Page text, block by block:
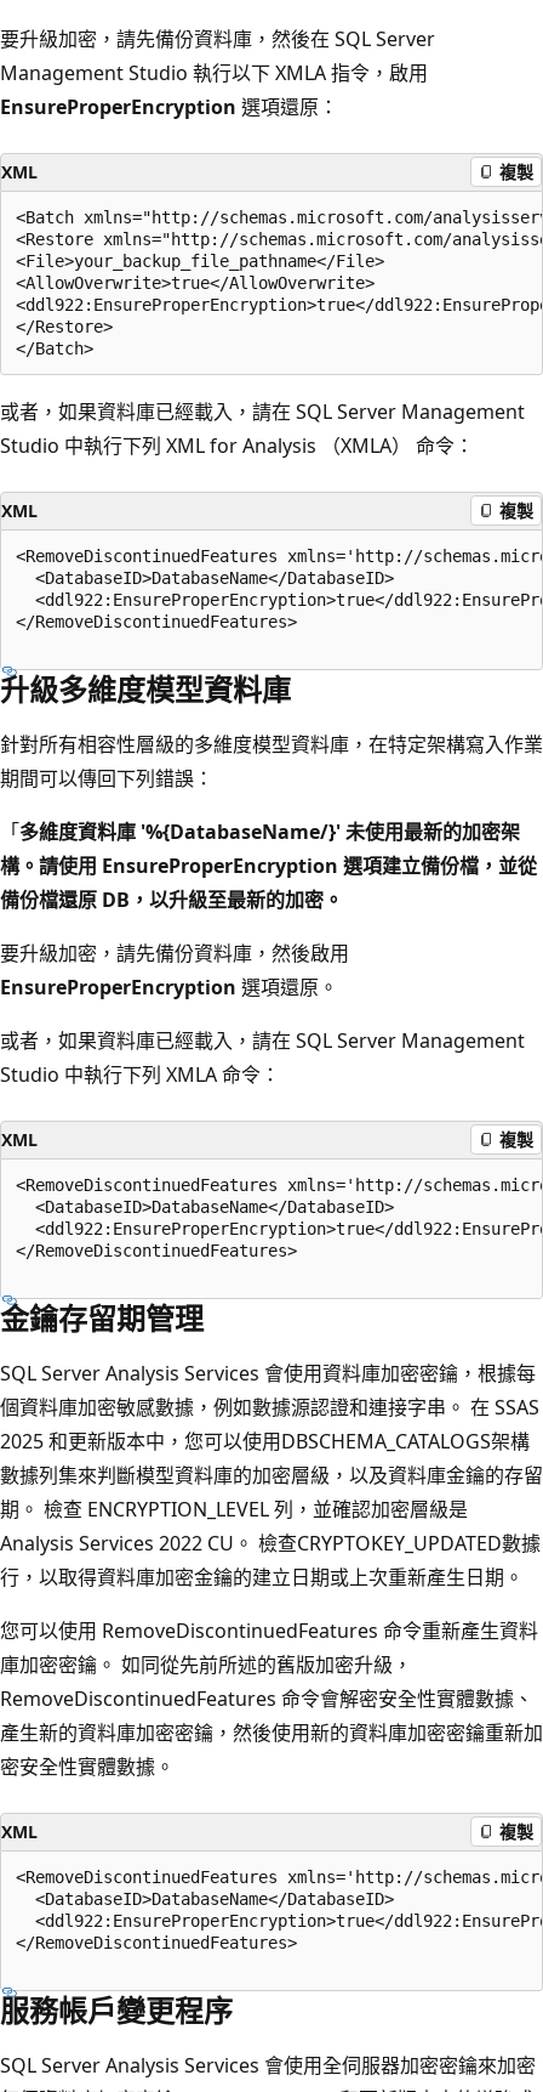
要升級加密，請先備份資料庫，然後在 SQL Server
Management Studio 執行以下 XMLA 指令，啟用
EnsureProperEncryption 選項還原：
XML 複製
<Batch xmlns="http://schemas.microsoft.com/
<Restore xmlns="http://schemas.microsoft.com/
<File>your_backup_file_pathname</File>
<AllowOverwrite>true</AllowOverwrite>
<ddl922:EnsureProperEncryption>true</
</Restore>
或者，如果資料庫已經載入，請在 SQL Server Management
Studio 中執行下列 XML for Analysis （XMLA） 命令：
XML 複製
<RemoveDiscontinuedFeatures xmlns='http://
  <DatabaseID>DatabaseName</DatabaseID>
<ddl922:EnsureProperEncryption>true</
</RemoveDiscontinuedFeatures>
升級多維度模型資料庫
針對所有相容性層級的多維度模型資料庫，在特定架構寫入作業
期間可以傳回下列錯誤：
「多維度資料庫 '%{DatabaseName/}' 未使用最新的加密架
構。請使用 EnsureProperEncryption 選項建立備份檔，並從
備份檔還原 DB，以升級至最新的加密。
要升級加密，請先備份資料庫，然後啟用
EnsureProperEncryption 選項還原。
或者，如果資料庫已經載入，請在 SQL Server Management
Studio 中執行下列 XMLA 命令：
XML 複製
<RemoveDiscontinuedFeatures xmlns='http://
  <DatabaseID>DatabaseName</DatabaseID>
<ddl922:EnsureProperEncryption>true</
</RemoveDiscontinuedFeatures>
金鑰存留期管理
SQL Server Analysis Services 會使用資料庫加密密鑰，根據每
個資料庫加密敏感數據，例如數據源認證和連接字串。 在 SSAS
2025 和更新版本中，您可以使用DBSCHEMA_CATALOGS架構
數據列集來判斷模型資料庫的加密層級，以及資料庫金鑰的存留
期。 檢查 ENCRYPTION_LEVEL 列，並確認加密層級是
Analysis Services 2022 CU。 檢查CRYPTOKEY_UPDATED數據
行，以取得資料庫加密金鑰的建立日期或上次重新產生日期。
您可以使用 RemoveDiscontinuedFeatures 命令重新產生資料
庫加密密鑰。 如同從先前所述的舊版加密升級，
RemoveDiscontinuedFeatures 命令會解密安全性實體數據、
產生新的資料庫加密密鑰，然後使用新的資料庫加密密鑰重新加
密安全性實體數據。
XML 複製
<RemoveDiscontinuedFeatures xmlns='http://
  <DatabaseID>DatabaseName</DatabaseID>
<ddl922:EnsureProperEncryption>true</
</RemoveDiscontinuedFeatures>
服務帳戶變更程序
SQL Server Analysis Services 會使用全伺服器加密密鑰來加密